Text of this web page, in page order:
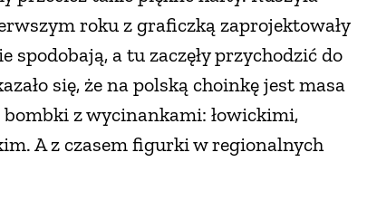
roku z graficzką zaprojektowały
spodobają, a tu zaczęły przychodzić do
się, że na polską choinkę jest masa
bombki z wycinankami: łowickimi,
A z czasem figurki w regionalnych